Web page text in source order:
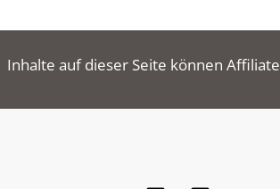
Inhalte auf dieser Seite können